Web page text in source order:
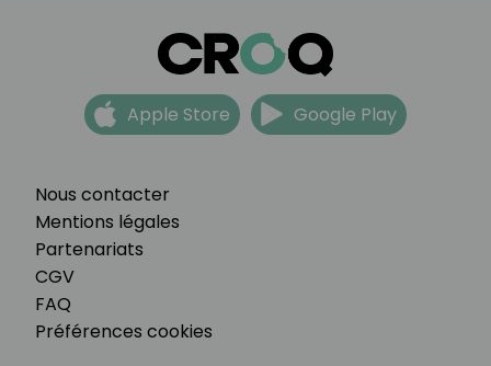
Nous contacter
Mentions légales
Partenariats
CGV
FAQ
Préférences cookies
Apple Store Google Play